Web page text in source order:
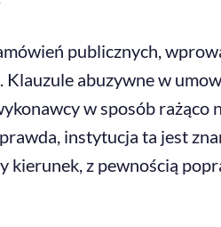
publicznych,
. Klauzule abuzywne w
w sposób
instytucja ta jest
kierunek, z pewnością